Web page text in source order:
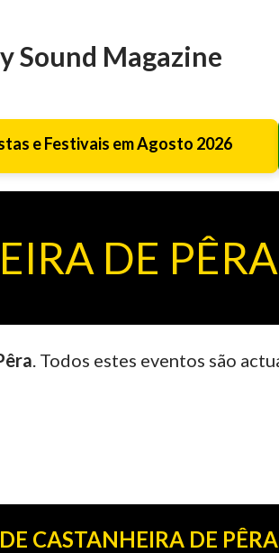
Sound Magazine
e Festivais em Agosto 2026
DE PÊRA
. Todos estes eventos são
CASTANHEIRA DE PÊRA